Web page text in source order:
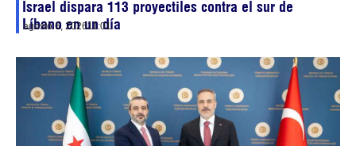
Israel dispara 113 proyectiles contra el sur de
Líbano en un día
agosto 6, 202611:01